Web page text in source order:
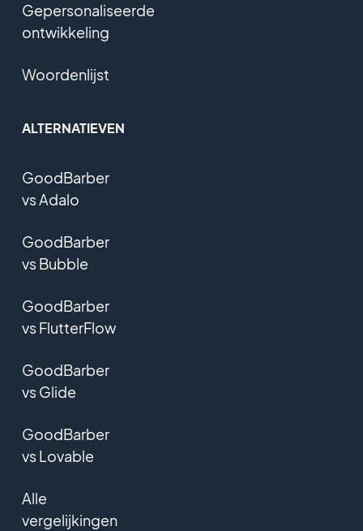
Gepersonaliseerde
ontwikkeling
Woordenlijst
ALTERNATIEVEN
GoodBarber
vs Adalo
GoodBarber
vs Bubble
GoodBarber
vs FlutterFlow
GoodBarber
vs Glide
GoodBarber
vs Lovable
Alle
vergelijkingen